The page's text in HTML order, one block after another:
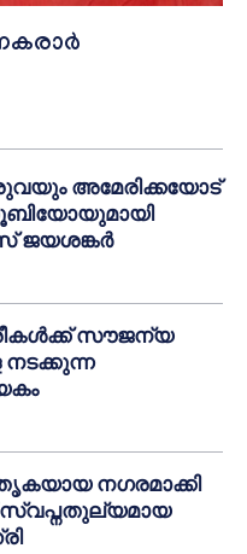
അമേരിക്കയോട്
റൂബിയോയുമായി
ജയശങ്കർ
സൗജന്യ
നഗരമാക്കി
സ്വപ്നതുല്യമായ